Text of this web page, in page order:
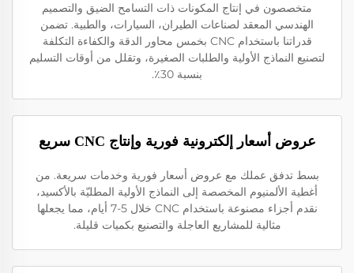
متخصصون في إنتاج المكونات ذات التسامح الضيق والتصميم
الهندسي المعقد لصناعات الطيران، السيارات، والطبية. تضمن
قدراتنا باستخدام CNC بخمس محاور الدقة والكفاءة التكلفة
لتصنيع النماذج الأولية والطلبات الصغيرة، وتقلل من أوقات التسليم
بنسبة 30٪.
عروض أسعار إلكترونية فورية وإنتاج CNC سريع
بسط تدفق عملك مع عروض أسعار فورية وخدمات سريعة. من
أغطية الألمنيوم المخصصة إلى النماذج الأولية المطليّة بالأكسيد،
نقدم أجزاء مصنوعة باستخدام CNC خلال 5-7 أيام، مما يجعلها
مثالية للمشاريع العاجلة والتصنيع بكميات قليلة.